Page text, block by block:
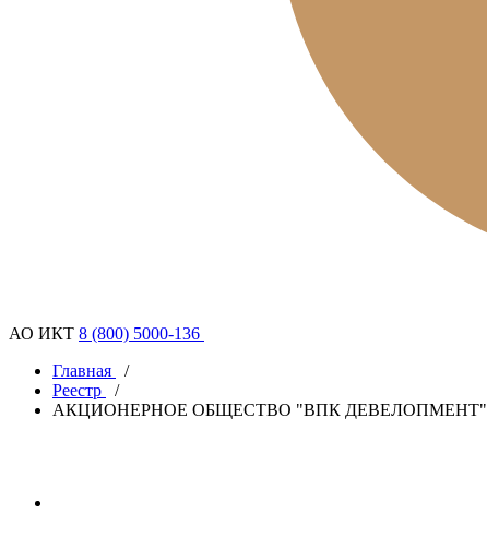
АО ИКТ 8 (800) 5000-136
Главная
/
Реестр
/
АКЦИОНЕРНОЕ ОБЩЕСТВО "ВПК ДЕВЕЛОПМЕНТ"